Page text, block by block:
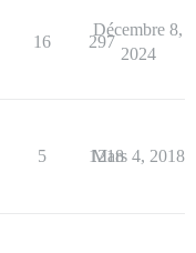
16 297
Décembre 8,
2024
5 1218
Mars 4, 2018